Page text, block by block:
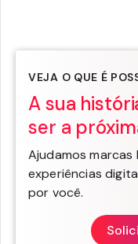
VEJA O QUE É
A sua
ser a
Ajudamos
experiências
por você.